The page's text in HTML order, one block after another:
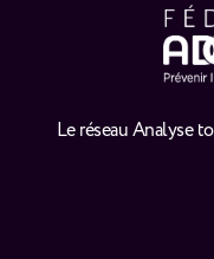
Le réseau Analyse